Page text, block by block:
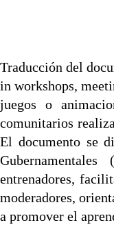
Traducción del
in workshops,
juegos o
comunitarios
El documento se
entrenadores,
moderadores,
a promover el